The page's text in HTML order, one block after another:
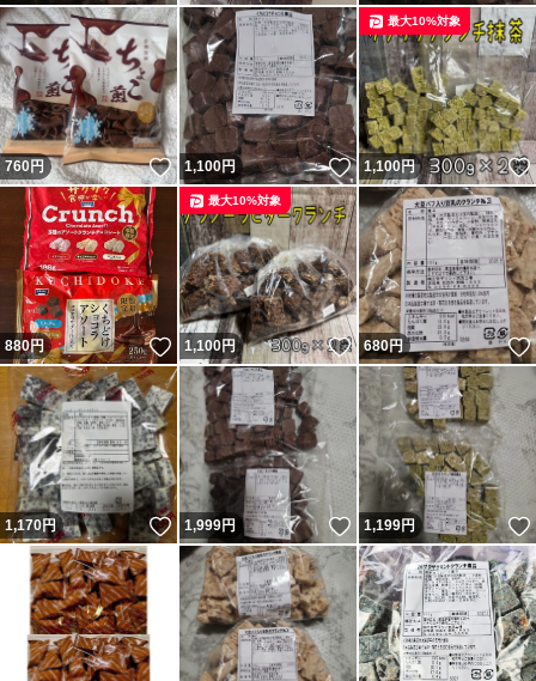
760 円 いいね！
1,100円 いいね！
1,100円
最大10%対象
880円 いいね！
1,100円 いいね！
最大10%対象
680円
1,170円 いいね！
1,999円 いいね！
1,199円